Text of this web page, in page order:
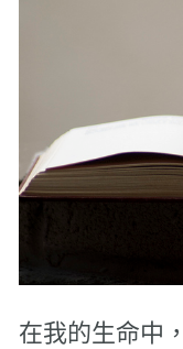
在我的生命中